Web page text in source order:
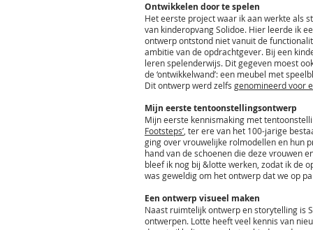
Ontwikkelen door te spelen
Het eerste project waar ik aan werkte als
van kinderopvang Solidoe. Hier leerde ik
ontwerp ontstond niet vanuit de
ambitie van de opdrachtgever. Bij een
leren spelenderwijs. Dit gegeven moest
de ‘ontwikkelwand’: een meubel met
Dit ontwerp werd zelfs genomineerd voor
Mijn eerste tentoonstellingsontwerp
Mijn eerste kennismaking met
Footsteps’ , ter ere van het 100-jarige
ging over vrouwelijke rolmodellen en hun
hand van de schoenen die deze vrouwen
bleef ik nog bij &lotte werken, zodat ik de
was geweldig om het ontwerp dat we op
Een ontwerp visueel maken
Naast ruimtelijk ontwerp en storytelling is
ontwerpen. Lotte heeft veel kennis van